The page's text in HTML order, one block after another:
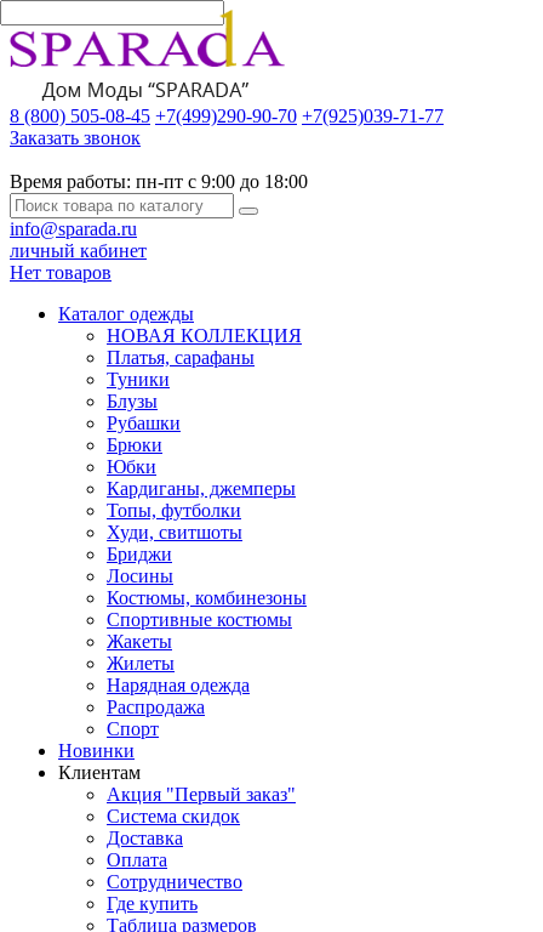
8 (800) 505-08-45 +7(499)290-90-70 +7(925)039-71-77
Заказать звонок
Время работы: пн-пт с 9:00 до 18:00
info@sparada.ru
личный кабинет
Нет товаров
Каталог одежды
НОВАЯ КОЛЛЕКЦИЯ
Платья, сарафаны
Туники
Блузы
Рубашки
Брюки
Юбки
Кардиганы, джемперы
Топы, футболки
Худи, свитшоты
Бриджи
Лосины
Костюмы, комбинезоны
Спортивные костюмы
Жакеты
Жилеты
Нарядная одежда
Распродажа
Спорт
Новинки
Клиентам
Акция "Первый заказ"
Система скидок
Доставка
Оплата
Сотрудничество
Где купить
Таблица размеров